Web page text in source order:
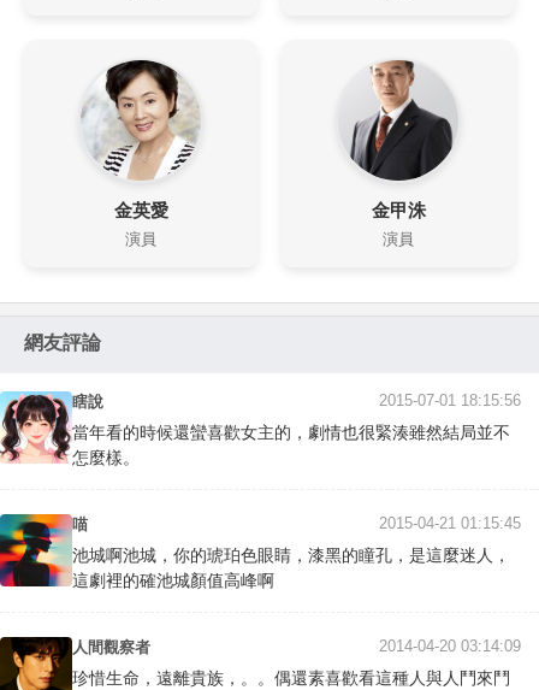
金英愛
演員
金甲洙
演員
網友評論
瞎說 2015-07-01 18:15:56
當年看的時候還蠻喜歡女主的，劇情也很緊湊雖然結局並不
怎麼樣。
喵 2015-04-21 01:15:45
池城啊池城，你的琥珀色眼睛，漆黑的瞳孔，是這麼迷人，
這劇裡的確池城顏值高峰啊
人間觀察者 2014-04-20 03:14:09
珍惜生命，遠離貴族，。。偶還素喜歡看這種人與人鬥來鬥